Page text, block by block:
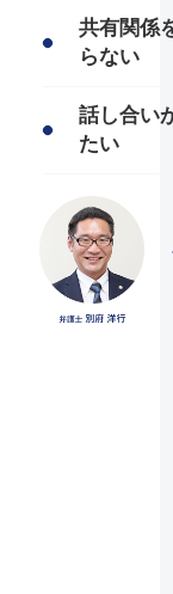
共有関係
らない
話し合い
たい